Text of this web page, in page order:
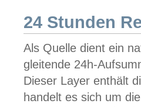
24 Stunden
Als Quelle dient ein
gleitende 24h-
Dieser Layer enthält
handelt es sich um